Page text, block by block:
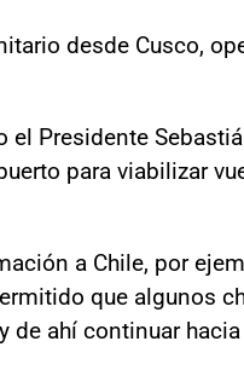
desde Cusco,
Presidente
para viabilizar
a Chile, por
que algunos
de ahí continuar